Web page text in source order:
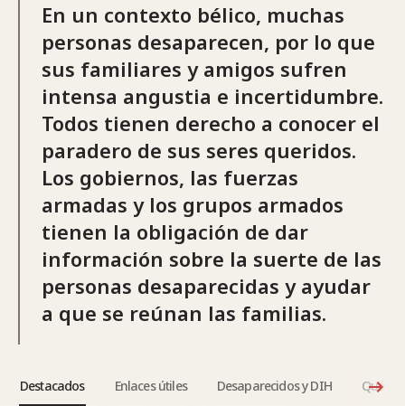
En un contexto bélico, muchas
personas desaparecen, por lo que
sus familiares y amigos sufren
intensa angustia e incertidumbre.
Todos tienen derecho a conocer el
paradero de sus seres queridos.
Los gobiernos, las fuerzas
armadas y los grupos armados
tienen la obligación de dar
información sobre la suerte de las
personas desaparecidas y ayudar
a que se reúnan las familias.
Destacados Enlaces útiles Desaparecidos y DIH Qué